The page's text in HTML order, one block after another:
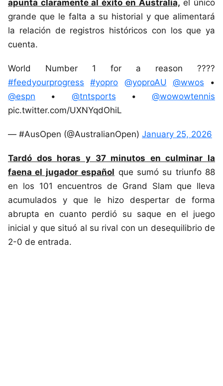
apunta claramente al éxito en Australia, el único
grande que le falta a su historial y que alimentará
la relación de registros históricos con los que ya
cuenta.
World Number 1 for a reason ????
#feedyourprogress
#yopro @yoproAU @wwos •
@espn • @tntsports • @wowowtennis
pic.twitter.com/UXNYqdOhiL
— #AusOpen (@AustralianOpen) January 25, 2026
Tardó dos horas y 37 minutos en culminar la
faena el jugador español que sumó su triunfo 88
en los 101 encuentros de Grand Slam que lleva
acumulados y que le hizo despertar de forma
abrupta en cuanto perdió su saque en el juego
inicial y que situó al su rival con un desequilibrio de
2-0 de entrada.